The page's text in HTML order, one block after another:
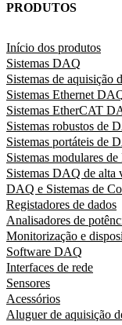
PRODUTOS
Início dos produtos
Sistemas DAQ
Sistemas de aquisição
Sistemas Ethernet
Sistemas EtherCAT
Sistemas robustos de
Sistemas portáteis de
Sistemas modulares
Sistemas DAQ de alta
DAQ e Sistemas de
Registadores de dados
Analisadores de
Monitorização e
Software DAQ
Interfaces de rede
Sensores
Acessórios
Aluguer de aquisição